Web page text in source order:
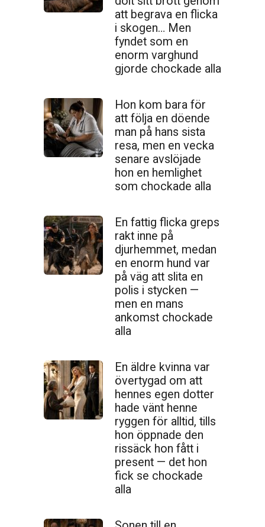
att begrava en flicka
i skogen… Men
fyndet som en
enorm varghund
gjorde chockade alla
Hon kom bara för
att följa en döende
man på hans sista
resa, men en vecka
senare avslöjade
hon en hemlighet
som chockade alla
En fattig flicka greps
rakt inne på
djurhemmet, medan
en enorm hund var
på väg att slita en
polis i stycken —
men en mans
ankomst chockade
alla
En äldre kvinna var
övertygad om att
hennes egen dotter
hade vänt henne
ryggen för alltid, tills
hon öppnade den
ris­säck hon fått i
present — det hon
fick se chockade
alla